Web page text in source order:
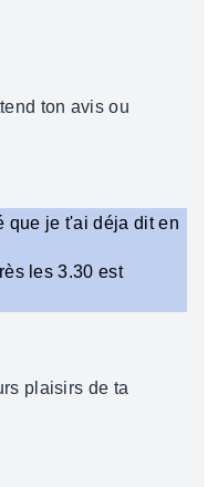
ton avis ou
que je t'ai déja dit en
les 3.30 est
plaisirs de ta